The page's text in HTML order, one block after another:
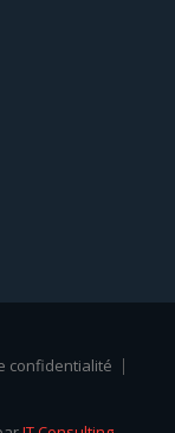
confidentialité